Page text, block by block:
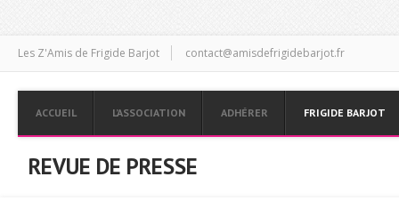
Les Z'Amis de Frigide Barjot contact@amisdefrigidebarjot.fr
ACCUEIL L’ASSOCIATION ADHÉRER FRIGIDE BARJOT
REVUE DE PRESSE